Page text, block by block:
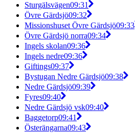
Sturgälsvägen09:31
Övre Gärdsjö09:32
Missionshuset Övre Gärdsjö09:33
Övre Gärdsjö norra09:34
Ingels skolan09:36
Ingels nedre09:36
Giftings09:37
Bystugan Nedre Gärdsjö09:38
Nedre Gärdsjö09:39
Fyres09:40
Nedre Gärdsjö vsk09:40
Baggetorp09:41
Österängarna09:43